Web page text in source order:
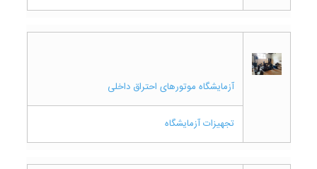
آزمایشگاه موتورهای احتراق داخلی
تجهیزات آزمایشگاه